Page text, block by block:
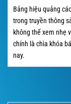
Bảng hiệu quảng
trong truyền thông
không thể xem nhẹ
chính là chìa khóa
nay.